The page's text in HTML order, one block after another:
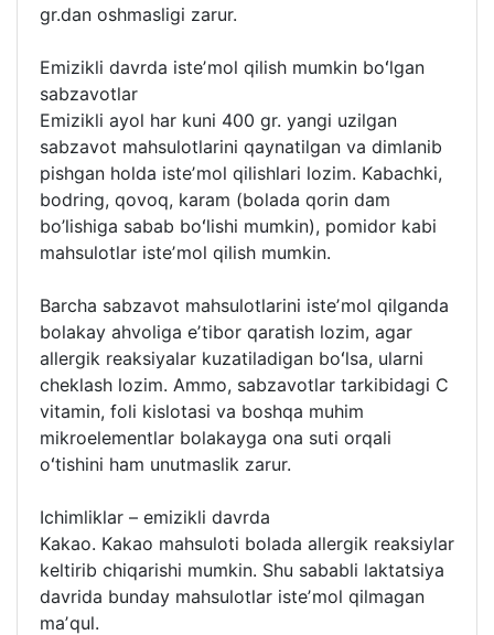
gr.dan oshmasligi zarur.
Emizikli davrda isteʼmol qilish mumkin boʻlgan
sabzavotlar
Emizikli ayol har kuni 400 gr. yangi uzilgan
sabzavot mahsulotlarini qaynatilgan va dimlanib
pishgan holda isteʼmol qilishlari lozim. Kabachki,
bodring, qovoq, karam (bolada qorin dam
bo’lishiga sabab boʻlishi mumkin), pomidor kabi
mahsulotlar isteʼmol qilish mumkin.
Barcha sabzavot mahsulotlarini isteʼmol qilganda
bolakay ahvoliga eʼtibor qaratish lozim, agar
allergik reaksiyalar kuzatiladigan boʻlsa, ularni
cheklash lozim. Ammo, sabzavotlar tarkibidagi C
vitamin, foli kislotasi va boshqa muhim
mikroelementlar bolakayga ona suti orqali
oʻtishini ham unutmaslik zarur.
Ichimliklar – emizikli davrda
Kakao. Kakao mahsuloti bolada allergik reaksiylar
keltirib chiqarishi mumkin. Shu sababli laktatsiya
davrida bunday mahsulotlar isteʼmol qilmagan
maʼqul.